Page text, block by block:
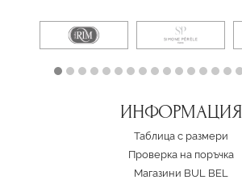
ИНФОРМАЦИЯ
Таблица с размери
Проверка на поръчка
Магазини BUL BEL